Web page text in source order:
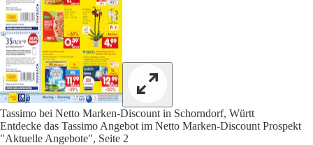
Tassimo bei Netto Marken-Discount in Schorndorf, Württ
Entdecke das Tassimo Angebot im Netto Marken-Discount Prospekt
"Aktuelle Angebote", Seite 2